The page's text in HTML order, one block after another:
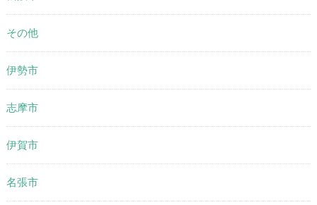
その他
伊勢市
志摩市
伊賀市
名張市